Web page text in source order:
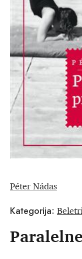
Péter Nádas
Kategorija: